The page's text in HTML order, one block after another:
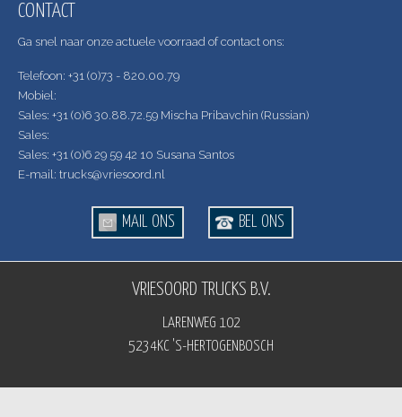
CONTACT
Ga snel naar onze actuele voorraad of contact ons:
Telefoon: +31 (0)73 - 820.00.79
Mobiel:
Sales: +31 (0)6 30.88.72.59 Mischa Pribavchin (Russian)
Sales:
Sales: +31 (0)6 29 59 42 10 Susana Santos
E-mail: trucks@vriesoord.nl
MAIL ONS BEL ONS
VRIESOORD TRUCKS B.V.
LARENWEG 102
5234KC 'S-HERTOGENBOSCH